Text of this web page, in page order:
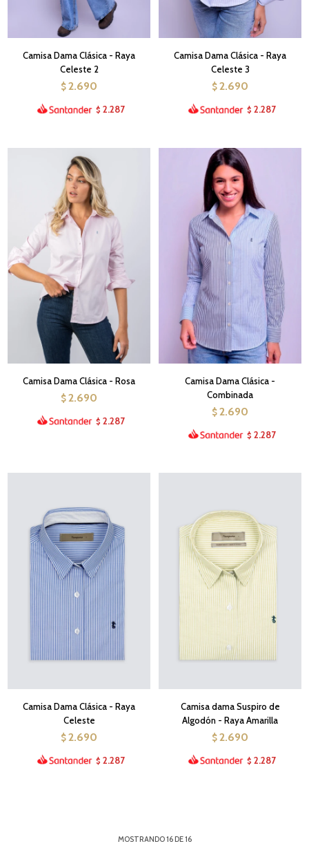
Camisa Dama Clásica - Raya
Celeste 2
$ 2.690
$ 2.287
Camisa Dama Clásica - Raya
Celeste 3
$ 2.690
$ 2.287
Camisa Dama Clásica - Rosa
$ 2.690
$ 2.287
Camisa Dama Clásica -
Combinada
$ 2.690
$ 2.287
Camisa Dama Clásica - Raya
Celeste
$ 2.690
$ 2.287
Camisa dama Suspiro de
Algodón - Raya Amarilla
$ 2.690
$ 2.287
MOSTRANDO16DE16